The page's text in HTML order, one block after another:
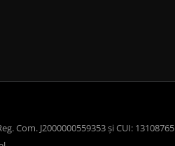
Com. J2000000559353 și CUI: 13108765